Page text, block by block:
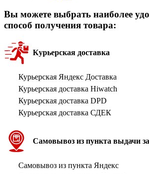
Вы можете выбрать наиболее
способ получения товара:
Курьерская доставка
Курьерская Яндекс Доставка
Курьерская доставка Hiwatch
Курьерская доставка DPD
Курьерская доставка СДЕК
Самовывоз из пункта выдачи
Самовывоз из пункта Яндекс